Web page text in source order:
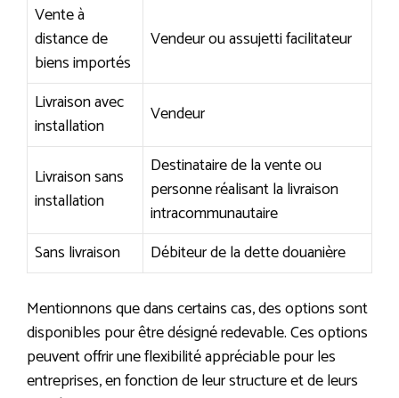
Vente à
distance de
biens importés
Vendeur ou assujetti facilitateur
Livraison avec
installation
Vendeur
Livraison sans
installation
Destinataire de la vente ou
personne réalisant la livraison
intracommunautaire
Sans livraison
Débiteur de la dette douanière
Mentionnons que dans certains cas, des options sont
disponibles pour être désigné redevable. Ces options
peuvent offrir une flexibilité appréciable pour les
entreprises, en fonction de leur structure et de leurs